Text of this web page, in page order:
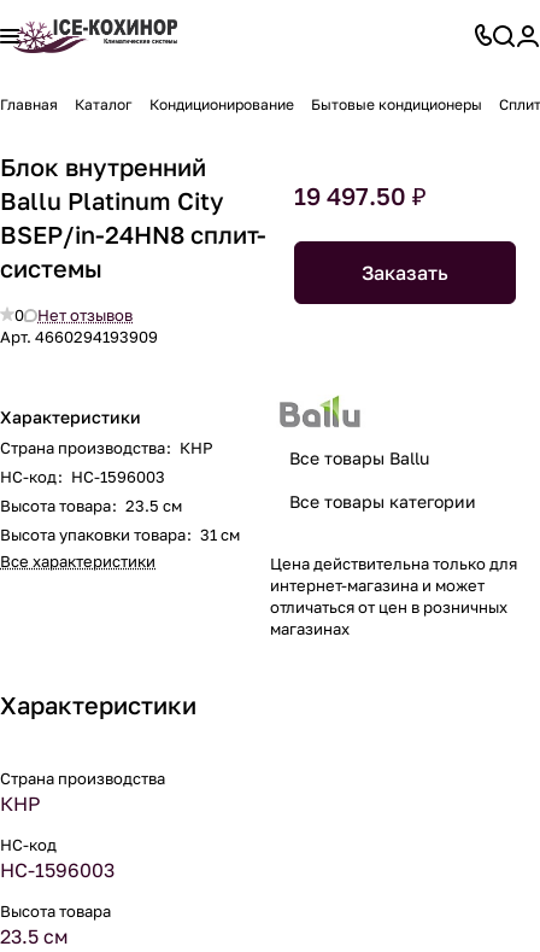
Главная Каталог Кондиционирование Бытовые кондиционеры
Блок внутренний
Ballu Platinum City
BSEP/in-24HN8 сплит-
системы
0
Нет отзывов
Арт. 4660294193909
Характеристики
Страна производства: КНР
НС-код: НС-1596003
Высота товара: 23.5 см
Высота упаковки товара: 31 см
Все характеристики
19 497.50 ₽
Заказать
Все товары Ballu
Все товары категории
Цена действительна только для
интернет-магазина и может
отличаться от цен в розничных
магазинах
Характеристики
Страна производства
КНР
НС-код
НС-1596003
Высота товара
23.5 см